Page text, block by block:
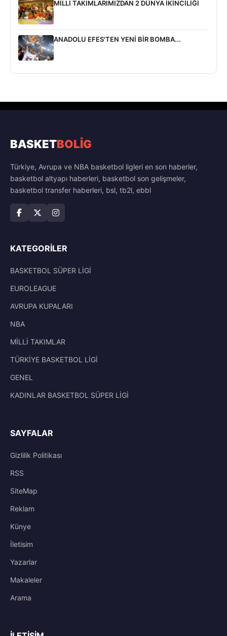
MİLLİ TAKIMLARIMIZDAN 2 DÜNYA İKİNCİLİĞİ
ANADOLU EFES'TEN YENİ BİR BOMBA...
BASKETBOLİG
Türkiye, Avrupa ve NBA basketbol ligleri en son haberler,
basketbol altyapı haberleri, basketbol son gelişmeler,
basketbol transfer haberleri, bsl, tb2l, ebbl
KATEGORILER
BASKETBOL SÜPER LİGİ
EUROLEAGUE
AVRUPA KUPALARI
NBA
MİLLİ TAKIMLAR
TÜRKİYE BASKETBOL LİGİ
GENEL
KADINLAR BASKETBOL SÜPER LİGİ
SAYFALAR
Gizlilik Politikası
RSS
SiteMap
Reklam
Künye
İletisim
Yazarlar
Makaleler
Arama